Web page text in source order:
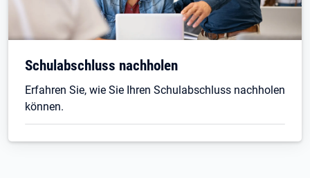
Schulabschluss nachholen
Erfahren Sie, wie Sie Ihren Schulabschluss nachholen
können.